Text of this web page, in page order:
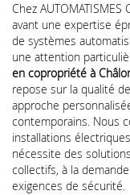
Chez
avant une expertise
de systèmes
une attention
en copropriété à
repose sur la qualité
approche
contemporains. Nous
installations
nécessite des
collectifs, à la
exigences de sécurité.